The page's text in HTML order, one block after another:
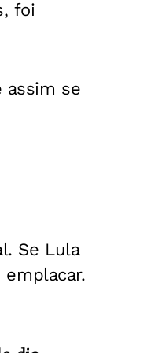
foi
assim se
Se Lula